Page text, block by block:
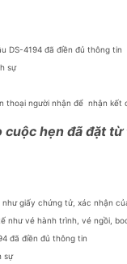
DS-4194 đã điền đủ thông tin
sự
thoại người nhận để nhận kết
cuộc hẹn đã đặt
giấy chứng tử, xác nhận
như vé hành trình, vé ngồi,
đã điền đủ thông tin
sự